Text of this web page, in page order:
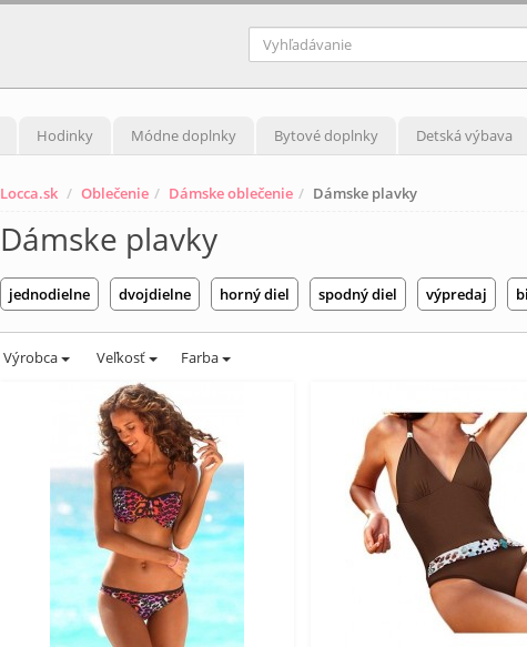
Hodinky Módne doplnky Bytové doplnky Detská výbava
Locca.sk Oblečenie Dámske oblečenie Dámske plavky
Dámske plavky
jednodielne dvojdielne horný diel spodný diel výpredaj
Výrobca Veľkosť Farba